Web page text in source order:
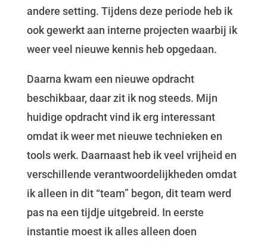
andere setting. Tijdens deze periode heb ik
ook gewerkt aan interne projecten waarbij ik
weer veel nieuwe kennis heb opgedaan.
Daarna kwam een nieuwe opdracht
beschikbaar, daar zit ik nog steeds. Mijn
huidige opdracht vind ik erg interessant
omdat ik weer met nieuwe technieken en
tools werk. Daarnaast heb ik veel vrijheid en
verschillende verantwoordelijkheden omdat
ik alleen in dit “team” begon, dit team werd
pas na een tijdje uitgebreid. In eerste
instantie moest ik alles alleen doen